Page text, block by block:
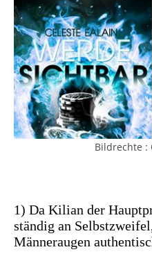
Bildrechte :
1) Da Kilian der
ständig an
Männeraugen